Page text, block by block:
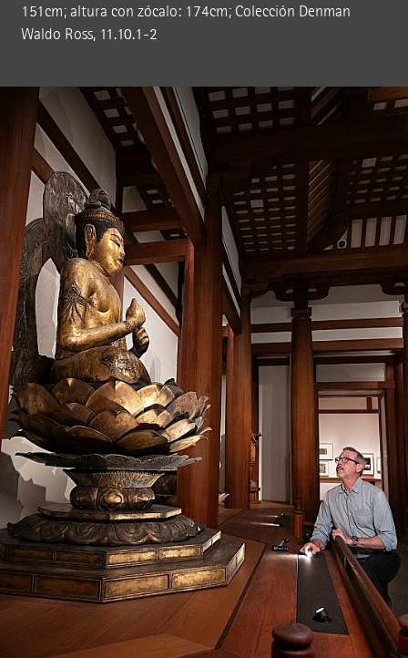
151cm; altura con zócalo: 174cm; Colección Denman
Waldo Ross, 11.10.1-2